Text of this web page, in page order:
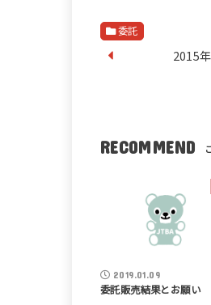
委託
2015
RECOMMEND
2019.01.09
委託販売結果とお願い